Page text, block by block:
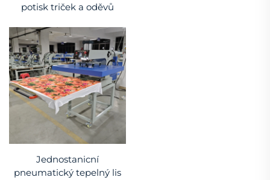
potisk triček a oděvů
Jednostanicní
pneumatický tepelný lis